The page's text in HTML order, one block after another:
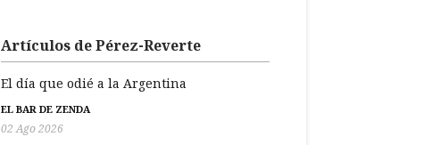
Artículos de Pérez-Reverte
El día que odié a la Argentina
EL BAR DE ZENDA
02 Ago 2026